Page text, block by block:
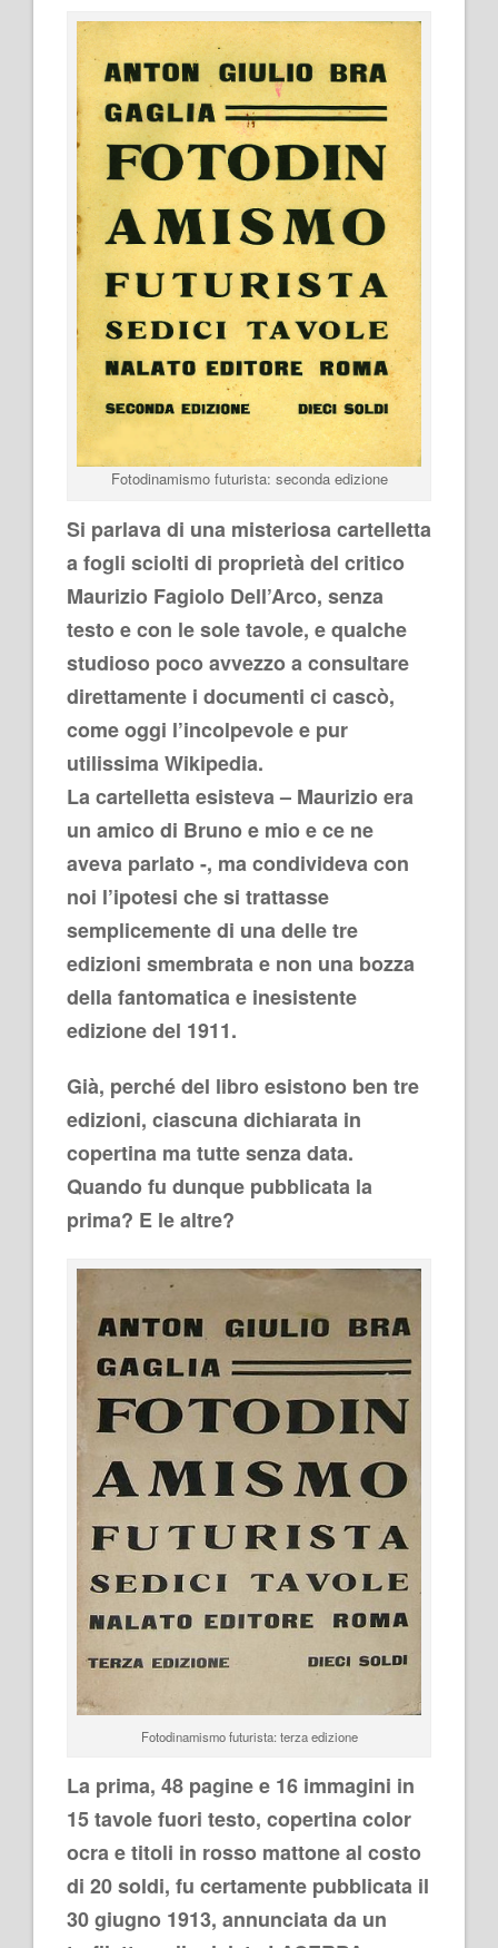
Fotodinamismo futurista: seconda edizione
Si parlava di una misteriosa cartelletta
a fogli sciolti di proprietà del critico
Maurizio Fagiolo Dell’Arco, senza
testo e con le sole tavole, e qualche
studioso poco avvezzo a consultare
direttamente i documenti ci cascò,
come oggi l’incolpevole e pur
utilissima Wikipedia.
La cartelletta esisteva – Maurizio era
un amico di Bruno e mio e ce ne
aveva parlato -, ma condivideva con
noi l’ipotesi che si trattasse
semplicemente di una delle tre
edizioni smembrata e non una bozza
della fantomatica e inesistente
edizione del 1911.
Già, perché del libro esistono ben tre
edizioni, ciascuna dichiarata in
copertina ma tutte senza data.
Quando fu dunque pubblicata la
prima? E le altre?
Fotodinamismo futurista: terza edizione
La prima, 48 pagine e 16 immagini in
15 tavole fuori testo, copertina color
ocra e titoli in rosso mattone al costo
di 20 soldi, fu certamente pubblicata il
30 giugno 1913, annunciata da un